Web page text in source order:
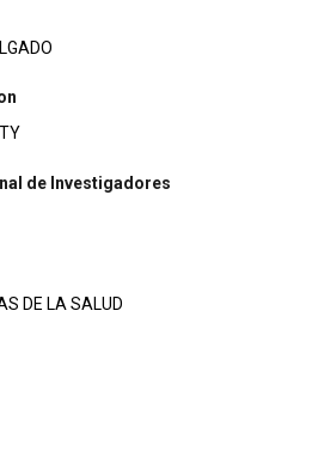
de Investigadores
DE LA SALUD